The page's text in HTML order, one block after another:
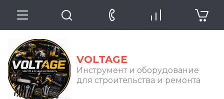
VOLTAGE
Инструмент и оборудование
для строительства и ремонта